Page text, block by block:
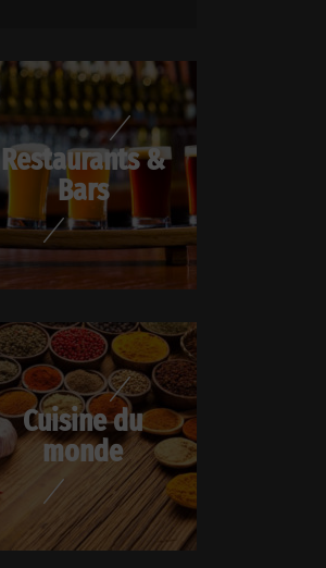
Restaurants &
Bars
Cuisine du
monde